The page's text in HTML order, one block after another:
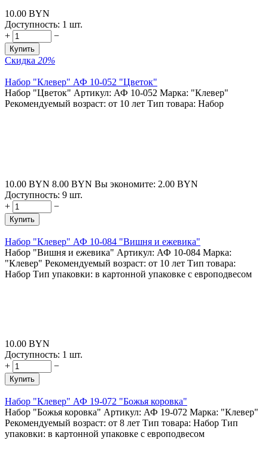
10.00 BYN
Доступность: 1 шт.
+
−
Купить
Скидка 20%
Набор "Клевер" АФ 10-052 "Цветок"
Набор "Цветок" Артикул: АФ 10-052 Марка: "Клевер"
Рекомендуемый возраст: от 10 лет Тип товара: Набор
10.00 BYN 8.00 BYN Вы экономите: 2.00 BYN
Доступность: 9 шт.
+
−
Купить
Набор "Клевер" АФ 10-084 "Вишня и ежевика"
Набор "Вишня и ежевика" Артикул: АФ 10-084 Марка:
"Клевер" Рекомендуемый возраст: от 10 лет Тип товара:
Набор Тип упаковки: в картонной упаковке с европодвесом
10.00 BYN
Доступность: 1 шт.
+
−
Купить
Набор "Клевер" АФ 19-072 "Божья коровка"
Набор "Божья коровка" Артикул: АФ 19-072 Марка: "Клевер"
Рекомендуемый возраст: от 8 лет Тип товара: Набор Тип
упаковки: в картонной упаковке с европодвесом